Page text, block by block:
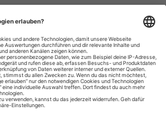
Impressum
Einstellungen